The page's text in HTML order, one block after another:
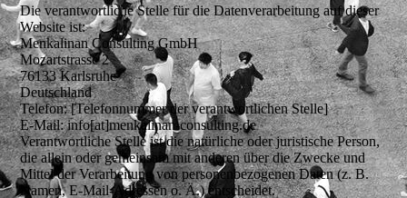
Die verantwortliche Stelle für die Datenverarbeitung auf dieser
Website ist:
Menkalinan Consulting GmbH
Mozartstrasse 2
76133 Karlsruhe
Deutschland
Telefon: [Telefonnummer der verantwortlichen Stelle]
E-Mail: info[at]menkalinan-consulting.de
Verantwortliche Stelle ist die natürliche oder juristische Person,
die allein oder gemeinsam mit anderen über die Zwecke und
Mittel der Verarbeitung von personenbezogenen Daten (z. B.
Namen, E-Mail-Adressen o. Ä.) entscheidet.